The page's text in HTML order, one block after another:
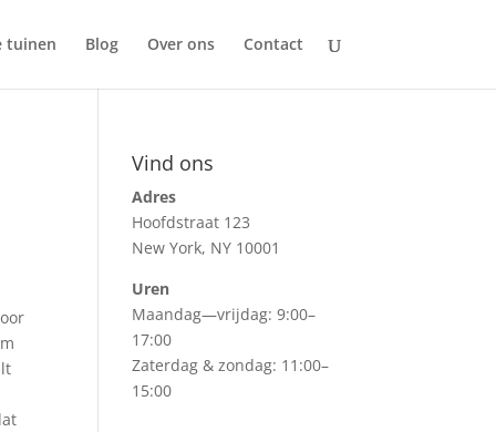
tuinen Blog Over ons Contact
Vind ons
Adres
Hoofdstraat 123
New York, NY 10001
Uren
Maandag—vrijdag: 9:00–
17:00
Zaterdag & zondag: 11:00–
15:00